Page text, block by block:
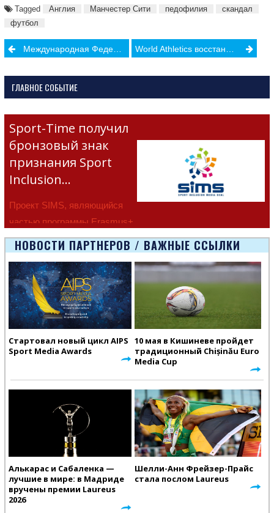
Tagged Англия Манчестер Сити педофилия
скандал
футбол
PostМеждународная Федерация Легкой атлетики открыла виртуальный музей World Athletics восстановит программу нейтральных спортсменов
ГЛАВНОЕ СОБЫТИЕ
Sport-Time получил
бронзовый знак
признания Sport
Inclusion…
Проект SIMS, являющийся
частью программы Erasmus+
Европейско
НОВОСТИ ПАРТНЕРОВ / ВАЖНЫЕ ССЫЛКИ
Стартовал новый цикл AIPS
Sport Media Awards
10 мая в Кишиневе пройдет
традиционный Chișinău Euro
Media Cup
Алькарас и Сабаленка —
лучшие в мире: в Мадриде
вручены премии Laureus
2026
Шелли-Анн Фрейзер-Прайс
стала послом Laureus